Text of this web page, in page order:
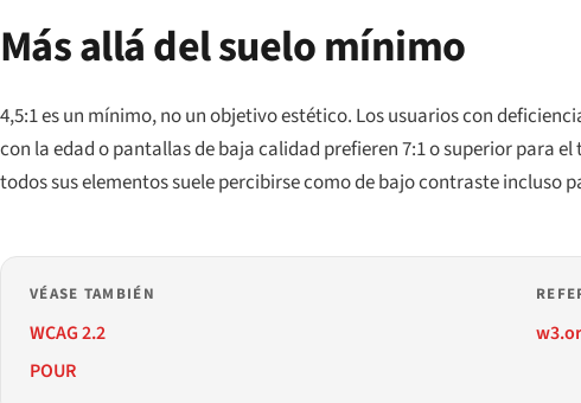
Más allá del suelo mínimo
4,5:1 es un mínimo, no un objetivo estético. Los usuarios con
con la edad o pantallas de baja calidad prefieren 7:1 o superior para
todos sus elementos suele percibirse como de bajo contraste incluso
VÉASE TAMBIÉN
WCAG 2.2
POUR